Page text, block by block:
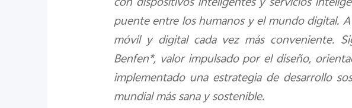
puente entre los humanos y el mundo digital.
móvil y digital cada vez más conveniente.
Benfen*, valor impulsado por el diseño,
implementado una estrategia de desarrollo
mundial más sana y sostenible.